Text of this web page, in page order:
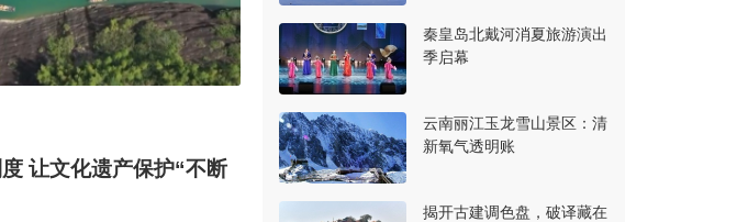
让文化遗产保护“不断
秦皇岛北戴河消夏旅游演出
季启幕
云南丽江玉龙雪山景区：清
新氧气透明账
揭开古建调色盘，破译藏在